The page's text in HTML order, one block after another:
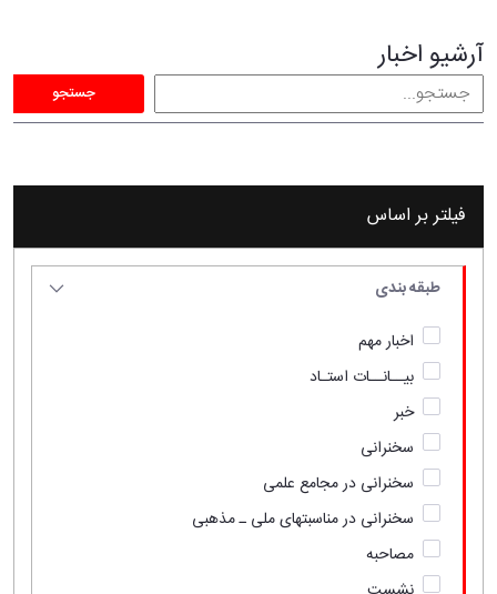
آرشیو اخبار
جستجو
فیلتر بر اساس
طبقه بندی
اخبار مهم
بیــانــات استـاد
خبر
سخنرانی
سخنرانی در مجامع علمی
سخنرانی در مناسبتهای ملی ـ مذهبی
مصاحبه